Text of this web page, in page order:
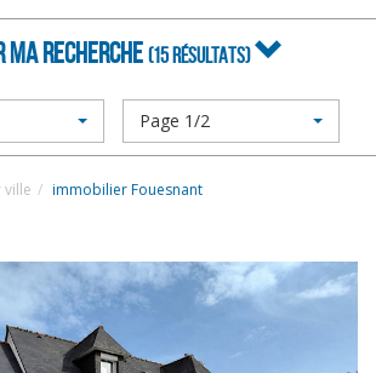
MA RECHERCHE (15 RÉSULTATS)
Page 1/2
ville immobilier Fouesnant